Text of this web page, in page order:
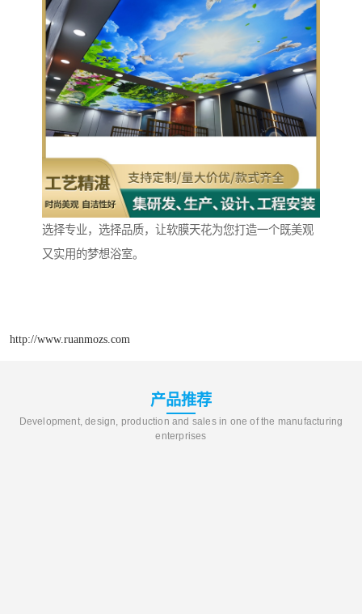
选择专业，选择品质，让软膜天花为您打造一个既美观
又实用的梦想浴室。
http://www.ruanmozs.com
产品推荐
Development, design, production and sales in one of the manufacturing
enterprises